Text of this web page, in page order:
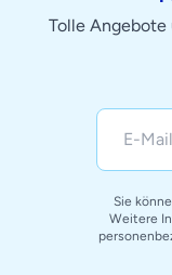
Tolle Angebote
Sie
Weitere